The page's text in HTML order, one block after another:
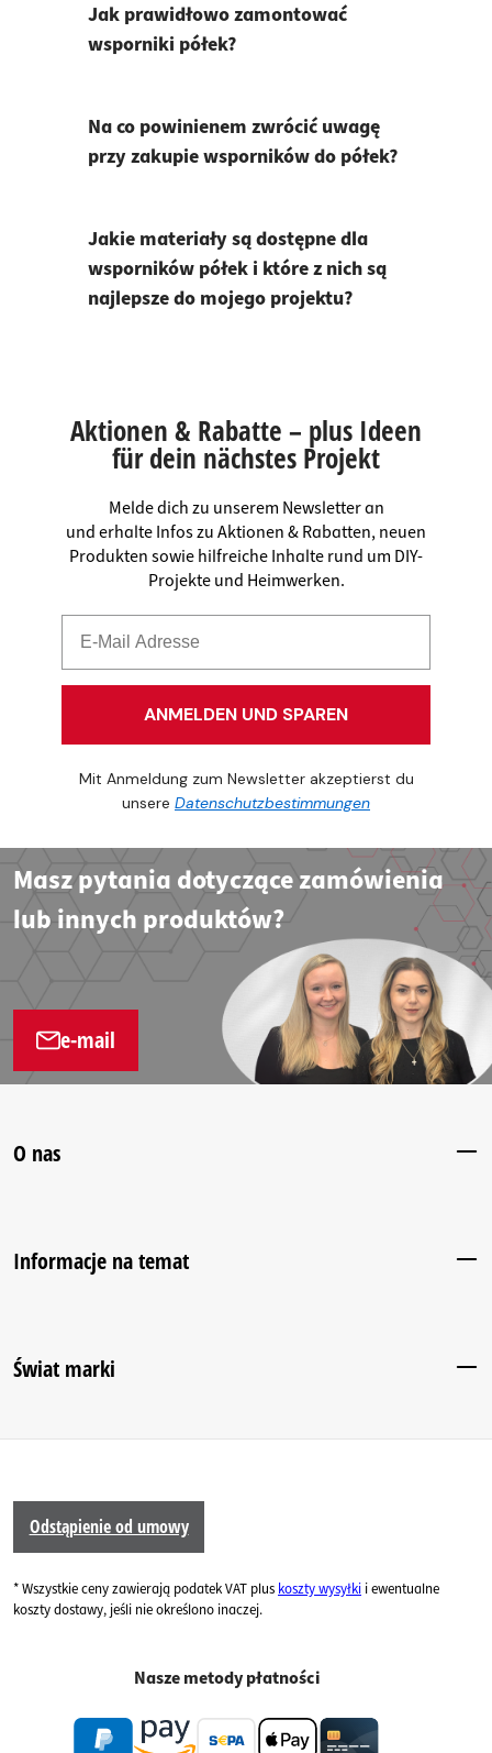
Jak prawidłowo zamontować
wsporniki półek?
Na co powinienem zwrócić uwagę
przy zakupie wsporników do półek?
Jakie materiały są dostępne dla
wsporników półek i które z nich są
najlepsze do mojego projektu?
Aktionen & Rabatte – plus Ideen
für dein nächstes Projekt
Melde dich zu unserem Newsletter an
und erhalte Infos zu Aktionen & Rabatten, neuen
Produkten sowie hilfreiche Inhalte rund um DIY-
Projekte und Heimwerken.
ANMELDEN UND SPAREN
Mit Anmeldung zum Newsletter akzeptierst du
unsere Datenschutzbestimmungen
Masz pytania dotyczące zamówienia
lub innych produktów?
e-mail
O nas
Informacje na temat
Świat marki
Odstąpienie od umowy
* Wszystkie ceny zawierają podatek VAT plus koszty wysyłki i ewentualne
koszty dostawy, jeśli nie określono inaczej.
Nasze metody płatności